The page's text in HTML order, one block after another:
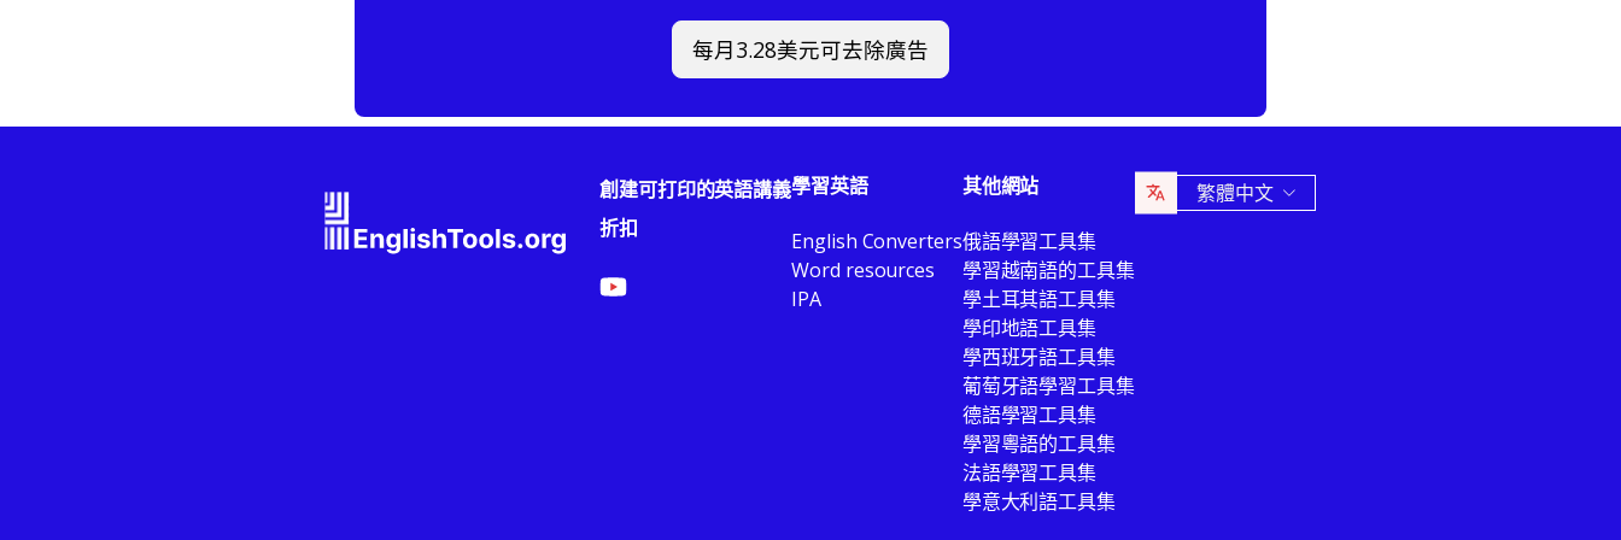
每月3.28美元可去除廣告
創建可打印的英語講義
折扣
學習英語
English Converters
Word resources
IPA
其他網站
俄語學習工具集
學習越南語的工具集
學土耳其語工具集
學印地語工具集
學西班牙語工具集
葡萄牙語學習工具集
德語學習工具集
學習粵語的工具集
法語學習工具集
學意大利語工具集
繁體中文